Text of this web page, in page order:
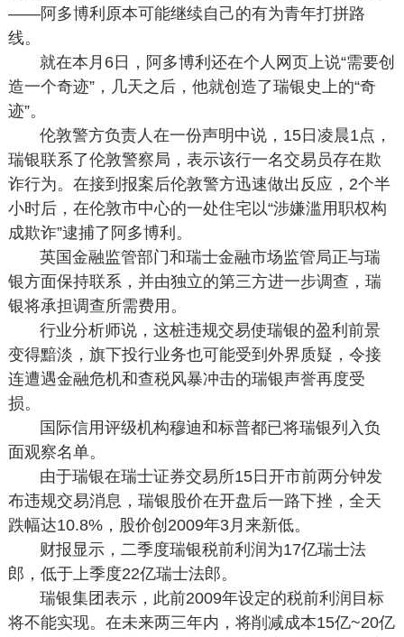
——阿多博利原本可能继续自己的有为青年打拼路
线。
就在本月6日，阿多博利还在个人网页上说“需要创
造一个奇迹”，几天之后，他就创造了瑞银史上的“奇
迹”。
伦敦警方负责人在一份声明中说，15日凌晨1点，
瑞银联系了伦敦警察局，表示该行一名交易员存在欺
诈行为。在接到报案后伦敦警方迅速做出反应，2个半
小时后，在伦敦市中心的一处住宅以“涉嫌滥用职权构
成欺诈”逮捕了阿多博利。
英国金融监管部门和瑞士金融市场监管局正与瑞
银方面保持联系，并由独立的第三方进一步调查，瑞
银将承担调查所需费用。
行业分析师说，这桩违规交易使瑞银的盈利前景
变得黯淡，旗下投行业务也可能受到外界质疑，令接
连遭遇金融危机和查税风暴冲击的瑞银声誉再度受
损。
国际信用评级机构穆迪和标普都已将瑞银列入负
面观察名单。
由于瑞银在瑞士证券交易所15日开市前两分钟发
布违规交易消息，瑞银股价在开盘后一路下挫，全天
跌幅达10.8%，股价创2009年3月来新低。
财报显示，二季度瑞银税前利润为17亿瑞士法
郎，低于上季度22亿瑞士法郎。
瑞银集团表示，此前2009年设定的税前利润目标
将不能实现。在未来两三年内，将削减成本15亿~20亿